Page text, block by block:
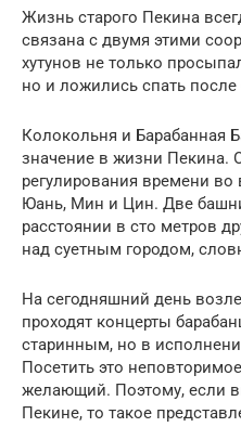
Жизнь старого Пекина
связана с двумя этими
хутунов не только
но и ложились спать
Колокольня и Барабанная
значение в жизни Пекина.
регулирования времени
Юань, Мин и Цин. Две
расстоянии в сто метров
над суетным городом,
На сегодняшний день
проходят концерты
старинным, но в
Посетить это
желающий. Поэтому, если
Пекине, то такое